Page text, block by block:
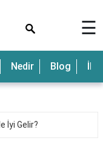
☰
Nedir Blog
İyi Gelir?